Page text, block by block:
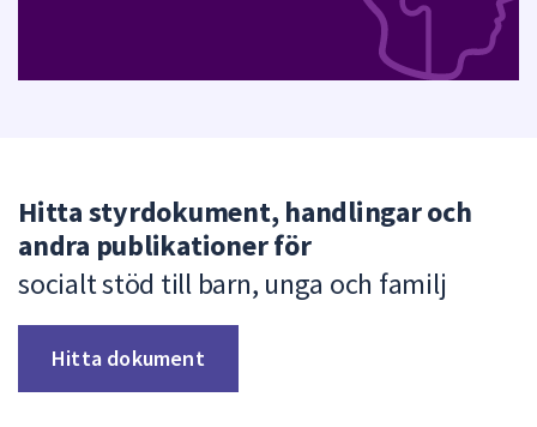
Hitta styrdokument, handlingar och
andra publikationer för
socialt stöd till barn, unga och familj
Hitta dokument